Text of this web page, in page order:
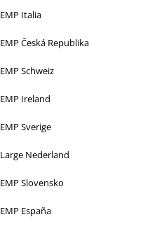
EMP Italia
EMP Česká Republika
EMP Schweiz
EMP Ireland
EMP Sverige
Large Nederland
EMP Slovensko
EMP España